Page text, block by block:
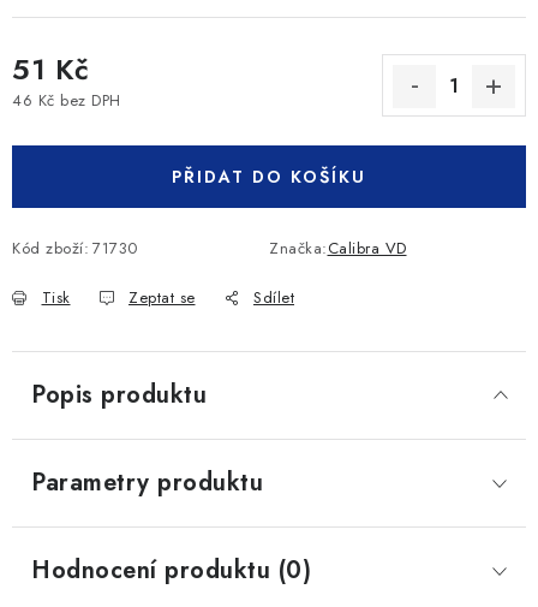
51 Kč
46 Kč bez DPH
PŘIDAT DO KOŠÍKU
Kód zboží: 71730 Značka:Calibra VD
Tisk Zeptat se Sdílet
Popis produktu
Parametry produktu
Hodnocení produktu (0)